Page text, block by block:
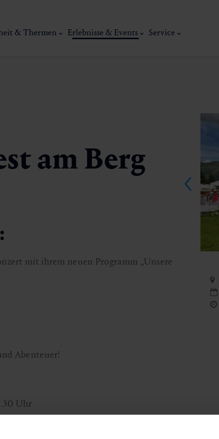
& Thermen Erlebnisse & Events Service
Kunst,
am Berg
mit ihrem neuen Programm „Unsere
Abenteuer!
Uhr